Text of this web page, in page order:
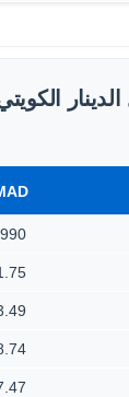
0.6990
1.75 درهم
3.49 درهم
8.74 درهم
17.47